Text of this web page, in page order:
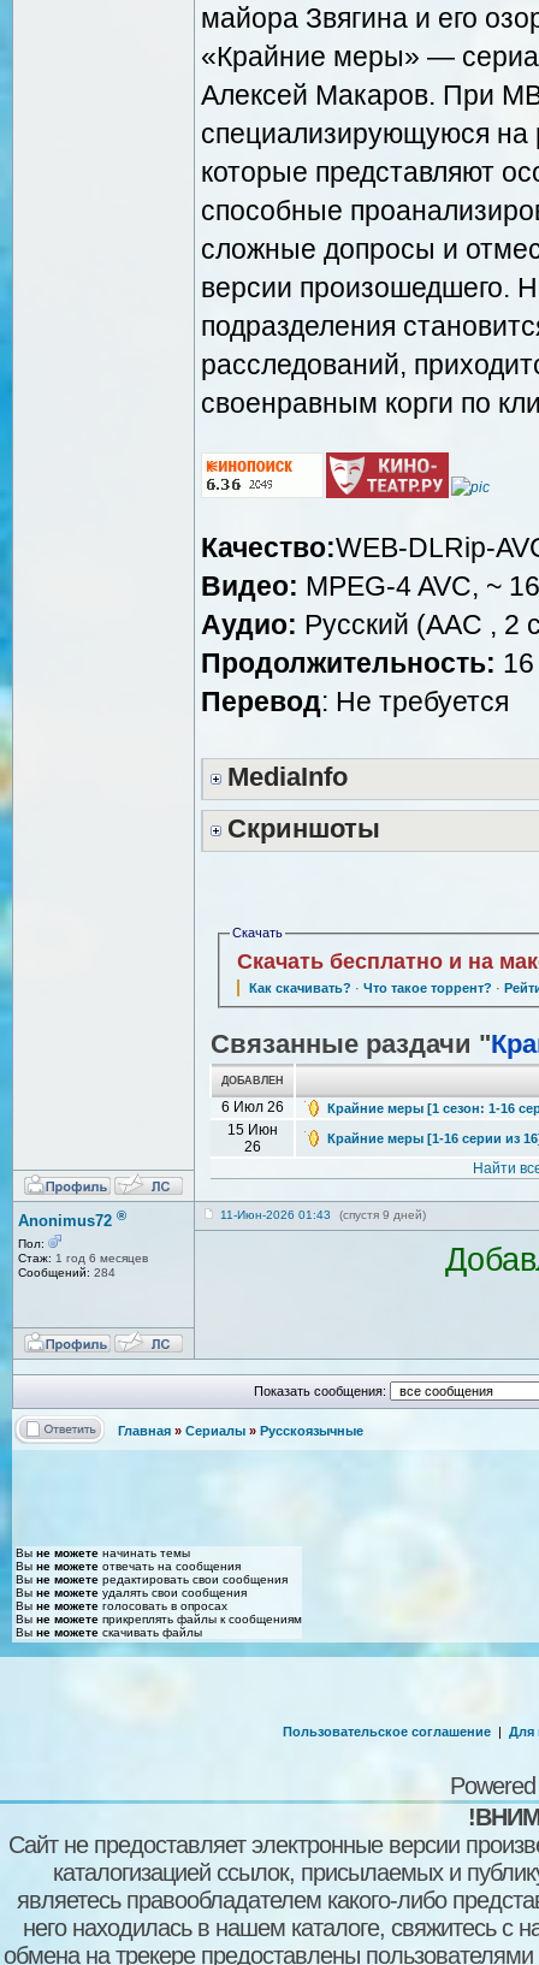
майора Звягина и его
«Крайние меры» —
Алексей Макаров. При
специализирующуюся на
которые представляют
способные
сложные допросы и
версии произошедшего.
подразделения
расследований,
своенравным корги по
Качество:WEB-DLRip-
Видео: MPEG-4 AVC, ~
Аудио: Русский (AAC , 2
Продолжительность:
Перевод: Не требуется
MediaInfo
Скриншоты
Скачать
Скачать бесплатно и на
Как скачивать? · Что такое торрент? ·
Связанные раздачи "
ДОБАВЛЕН
6 Июл 26 Крайние меры [1 сезон: 1-16
15 Июн
26
Крайние меры [1-16 серии из
Найти
Anonimus72 ®
Пол:
Стаж: 1 год 6 месяцев
Сообщений: 284
11-Июн-2026 01:43 (спустя 9 дней)
Показать сообщения:
Главная » Сериалы » Русскоязычные
Вы не можете начинать темы
Вы не можете отвечать на сообщения
Вы не можете редактировать свои сообщения
Вы не можете удалять свои сообщения
Вы не можете голосовать в опросах
Вы не можете прикреплять файлы к сообщениям
Вы не можете скачивать файлы
Пользовательское соглашение | Для
Сайт не предоставляет электронные версии
каталогизацией ссылок, присылаемых и
являетесь правообладателем какого-либо
него находилась в нашем каталоге, свяжитесь
обмена на трекере предоставлены пользователями